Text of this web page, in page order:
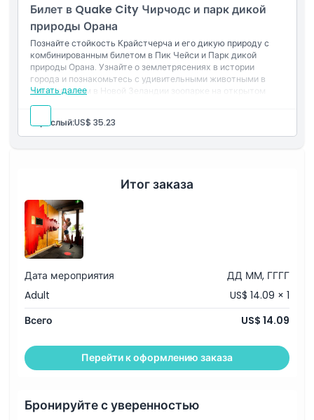
Основные моменты
Включено
Политика в отношении детей и взрослых
Исключения
Вещи, которые нужно знать
Местоположение
Как добраться туда
Как воспользоваться
Политика отмены
Билет в Quake City Чирчодс и парк дикой
природы Орана
Познайте стойкость Крайстчерча и его дикую природу с
комбинированным билетом в Пик Чейси и Парк дикой
природы Орана. Узнайте о землетрясениях в истории
города и познакомьтесь с удивительными животными в
единственном в Новой Зеландии зоопарке на открытом
пространстве!
Читать далее
Взрослый:US$ 35.23
Итог заказа
Дата мероприятия
ДД ММ, ГГГГ
Adult
US$ 14.09 × 1
Всего
US$ 14.09
Перейти к оформлению заказа
Бронируйте с уверенностью